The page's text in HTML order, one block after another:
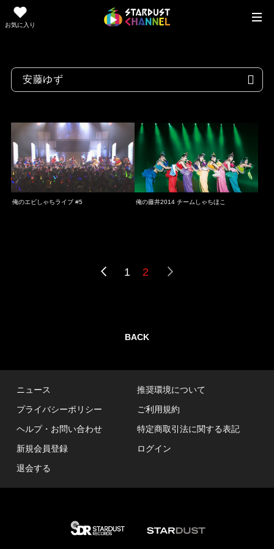
お気に入り
俺のエビしゃちライブ #5 俺の藤井2014 チームしゃちほこ
1 2
BACK
ニュース
推奨環境について
プライバシーポリシー
ご利用規約
ヘルプ・お問い合わせ
特定商取引法に関する表記
新規会員登録
ログイン
退会する